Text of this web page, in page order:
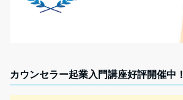
カウンセラー起業入門講座好評開催中！